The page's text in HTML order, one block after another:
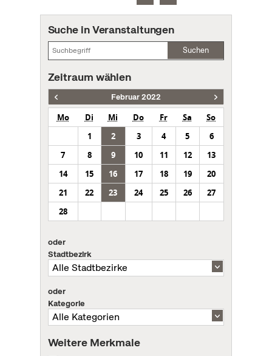
Suche in Veranstaltungen
Suchen
Zeitraum wählen
Februar 2022
Mo Di Mi Do Fr Sa
So
1
2 3 4 5
6
7
8 9 10 11 12
13
14
15 16 17 18 19
20
21
22 23 24 25 26
27
28
oder
Stadtbezirk
oder
Kategorie
Weitere Merkmale